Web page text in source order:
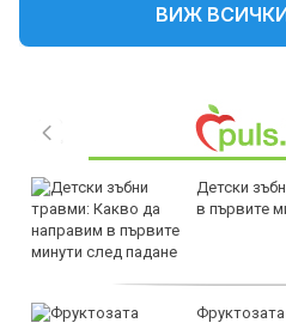
ВИЖ
Детски
в първите